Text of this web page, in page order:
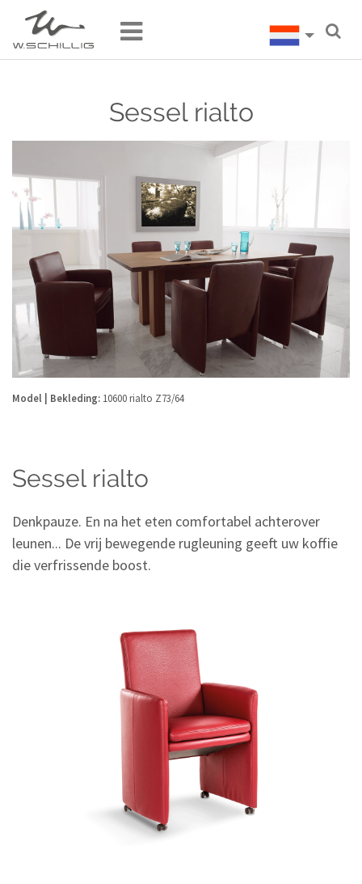
Sessel rialto
Model | Bekleding: 10600 rialto Z73/64
Sessel rialto
Denkpauze. En na het eten comfortabel achterover
leunen... De vrij bewegende rugleuning geeft uw koffie
die verfrissende boost.